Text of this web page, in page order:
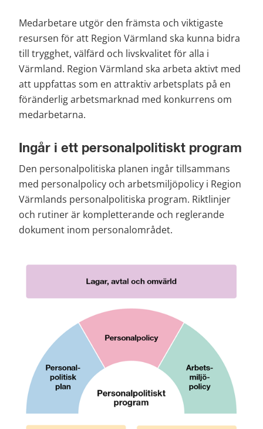
Medarbetare utgör den främsta och viktigaste
resursen för att Region Värmland ska kunna bidra
till trygghet, välfärd och livskvalitet för alla i
Värmland. Region Värmland ska arbeta aktivt med
att uppfattas som en attraktiv arbetsplats på en
föränderlig arbetsmarknad med konkurrens om
medarbetarna.
Ingår i ett personalpolitiskt program
Den personalpolitiska planen ingår tillsammans
med personalpolicy och arbetsmiljöpolicy i Region
Värmlands personalpolitiska program. Riktlinjer
och rutiner är kompletterande och reglerande
dokument inom personalområdet.